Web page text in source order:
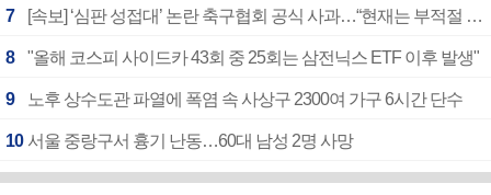
7 [속보] ‘심판 성접대’ 논란 축구협회 공식 사과…“현재는 부적절 행위 없어”
8 "올해 코스피 사이드카 43회 중 25회는 삼전닉스 ETF 이후 발생"
9 노후 상수도관 파열에 폭염 속 사상구 2300여 가구 6시간 단수
10 서울 중랑구서 흉기 난동…60대 남성 2명 사망